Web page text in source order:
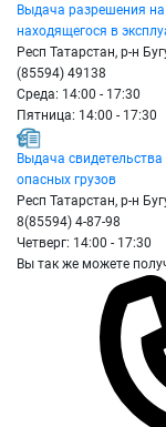
Выдача разрешения
находящегося в
Респ Татарстан, р-н
(85594) 49138
Среда: 14:00 - 17:30
Пятница: 14:00 - 17:30
Выдача свидетельства
опасных грузов
Респ Татарстан, р-н
8(85594) 4-87-98
Четверг: 14:00 - 17:30
Вы так же можете